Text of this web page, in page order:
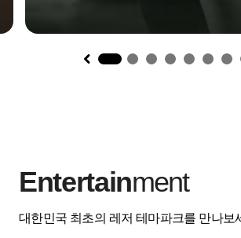
1
Entertainment
대한민국 최초의 레저 테마파크를 만나보